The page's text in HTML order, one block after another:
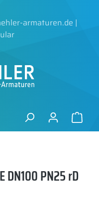
armaturen.de |
DN100 PN25 rD